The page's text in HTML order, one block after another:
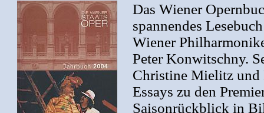
Das Wiener
spannendes
Wiener
Peter Konwitschny.
Christine Mielitz und
Essays zu den
Saisonrückblick in